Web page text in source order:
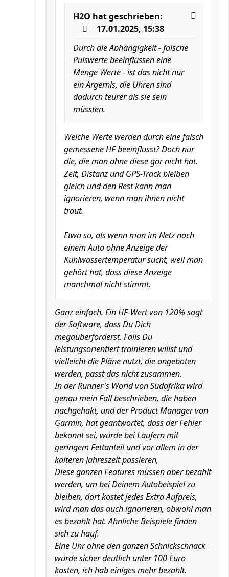
H2O hat geschrieben:
17.01.2025, 15:38
Durch die Abhängigkeit - falsche
Pulswerte beeinflussen eine
Menge Werte - ist das nicht nur
ein Ärgernis, die Uhren sind
dadurch teurer als sie sein
müssten.
Welche Werte werden durch eine falsch
gemessene HF beeinflusst? Doch nur
die, die man ohne diese gar nicht hat.
Zeit, Distanz und GPS-Track bleiben
gleich und den Rest kann man
ignorieren, wenn man ihnen nicht
traut.
Etwa so, als wenn man im Netz nach
einem Auto ohne Anzeige der
Kühlwassertemperatur sucht, weil man
gehört hat, dass diese Anzeige
manchmal nicht stimmt.
Ganz einfach. Ein HF-Wert von 120% sagt
der Software, dass Du Dich
megaüberforderst. Falls Du
leistungsorientiert trainieren willst und
vielleicht die Pläne nutzt, die angeboten
werden, passt das nicht zusammen.
In der Runner's World von Südafrika wird
genau mein Fall beschrieben, die haben
nachgehakt, und der Product Manager von
Garmin, hat geantwortet, dass der Fehler
bekannt sei, würde bei Läufern mit
geringem Fettanteil und vor allem in der
kälteren Jahreszeit passieren,
Diese ganzen Features müssen aber bezahlt
werden, um bei Deinem Autobeispiel zu
bleiben, dort kostet jedes Extra Aufpreis,
wird man das auch ignorieren, obwohl man
es bezahlt hat. Ähnliche Beispiele finden
sich zu hauf.
Eine Uhr ohne den ganzen Schnickschnack
würde sicher deutlich unter 100 Euro
kosten, ich hab einiges mehr bezahlt.